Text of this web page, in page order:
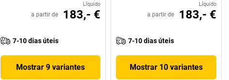
Líquido
a partir de 183,- €
7-10 dias úteis
Mostrar 9 variantes
Líquido
a partir de 183,- €
7-10 dias úteis
Mostrar 10 variantes